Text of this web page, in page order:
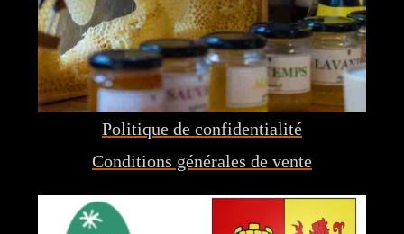
Politique de confidentialité
Conditions générales de vente